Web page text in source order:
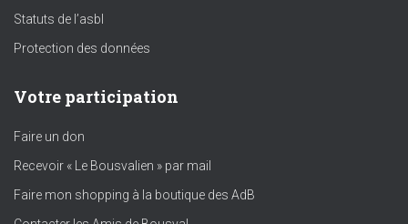
Statuts de l’asbl
Protection des données
Votre participation
Faire un don
Recevoir « Le Bousvalien » par mail
Faire mon shopping à la boutique des AdB